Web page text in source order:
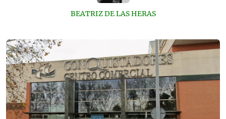
BEATRIZ DE LAS HERAS